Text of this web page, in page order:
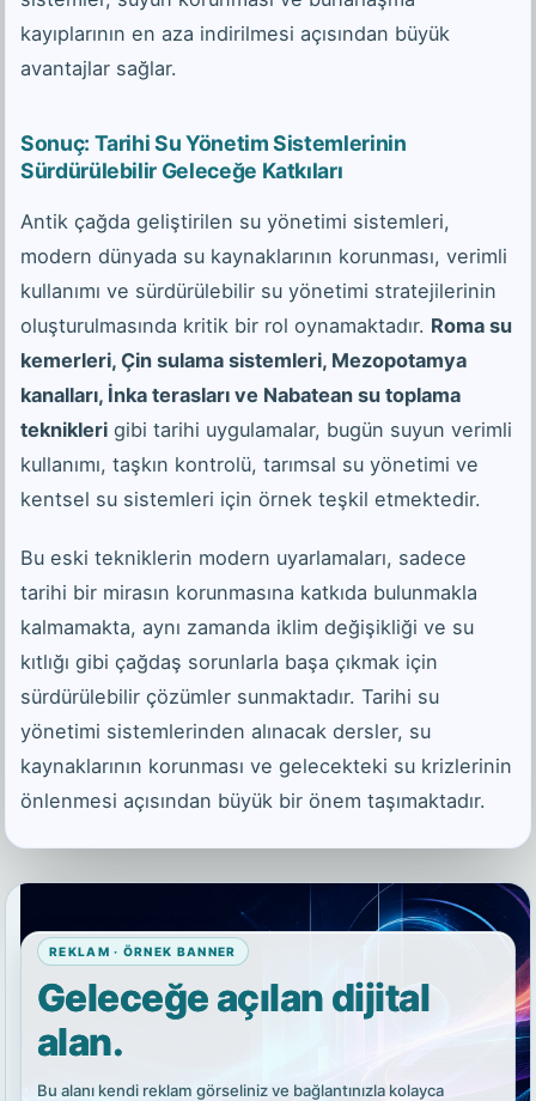
kayıplarının en aza indirilmesi açısından büyük
avantajlar sağlar.
Sonuç: Tarihi Su Yönetim Sistemlerinin
Sürdürülebilir Geleceğe Katkıları
Antik çağda geliştirilen su yönetimi sistemleri,
modern dünyada su kaynaklarının korunması, verimli
kullanımı ve sürdürülebilir su yönetimi stratejilerinin
oluşturulmasında kritik bir rol oynamaktadır. Roma su
kemerleri, Çin sulama sistemleri, Mezopotamya
kanalları, İnka terasları ve Nabatean su toplama
teknikleri gibi tarihi uygulamalar, bugün suyun verimli
kullanımı, taşkın kontrolü, tarımsal su yönetimi ve
kentsel su sistemleri için örnek teşkil etmektedir.
Bu eski tekniklerin modern uyarlamaları, sadece
tarihi bir mirasın korunmasına katkıda bulunmakla
kalmamakta, aynı zamanda iklim değişikliği ve su
kıtlığı gibi çağdaş sorunlarla başa çıkmak için
sürdürülebilir çözümler sunmaktadır. Tarihi su
yönetimi sistemlerinden alınacak dersler, su
kaynaklarının korunması ve gelecekteki su krizlerinin
önlenmesi açısından büyük bir önem taşımaktadır.
REKLAM · ÖRNEK BANNER
Geleceğe açılan dijital
alan.
Bu alanı kendi reklam görseliniz ve bağlantınızla kolayca